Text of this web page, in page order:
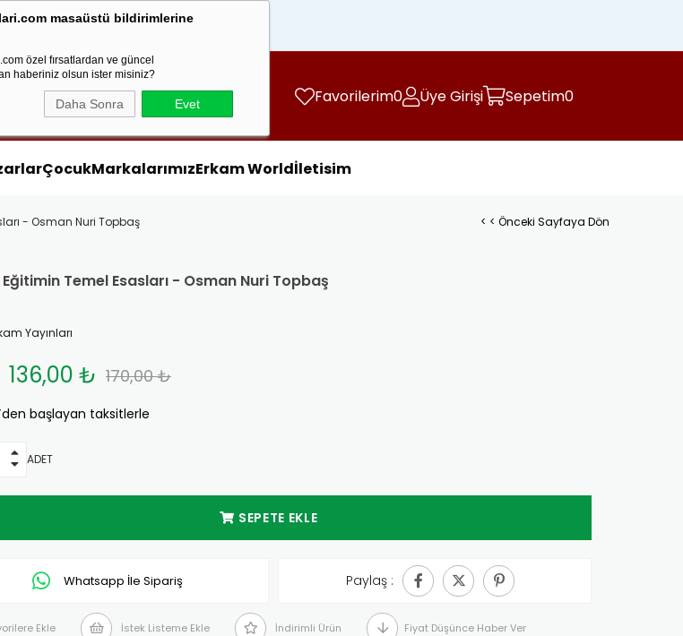
masaüstü bildirimlerine
özel fırsatlardan ve güncel
haberiniz olsun ister misiniz?
Daha Sonra Evet
1000 TL
Favorilerim0 Üye Girişi Sepetim0
ÇocukMarkalarımızErkam Worldİletisim
- Osman Nuri Topbaş < < Önceki Sayfaya Dön
Temel Esasları - Osman Nuri Topbaş
Yayınları
170,00 ₺
136,00 ₺
başlayan taksitlerle
ADET
Whatsapp İle Sipariş Paylaş :
Ekle İstek Listeme Ekle İndirimli Ürün Fiyat Düşünce Haber Ver